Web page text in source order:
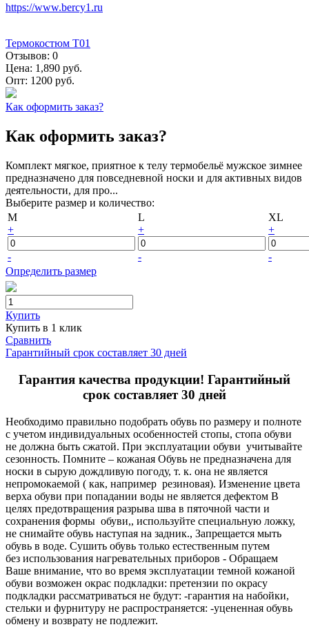
https://www.bercy1.ru
Термокостюм Т01
Отзывов: 0
Цена: 1,890 руб.
Опт: 1200 руб.
Как оформить заказ?
Как оформить заказ?
Комплект мягкое, приятное к телу термобельё мужское зимнее
предназначено для повседневной носки и для активных видов
деятельности, для про...
Выберите размер и количество:
M
+
-
L
+
-
XL
+
-
Определить размер
Купить
Купить в 1 клик
Сравнить
Гарантийный срок составляет 30 дней
Гарантия качества продукции! Гарантийный
срок составляет 30 дней
Необходимо правильно подобрать обувь по размеру и полноте
с учетом индивидуальных особенностей стопы, стопа обуви
не должна быть сжатой. При эксплуатации обуви учитывайте
сезонность. Помните – кожаная Обувь не предназначена для
носки в сырую дождливую погоду, т. к. она не является
непромокаемой ( как, например резиновая). Изменение цвета
верха обуви при попадании воды не является дефектом В
целях предотвращения разрыва шва в пяточной части и
сохранения формы обуви,, используйте специальную ложку,
не снимайте обувь наступая на задник., Запрещается мыть
обувь в воде. Сушить обувь только естественным путем
без использования нагревательных приборов - Обращаем
Ваше внимание, что во время эксплуатации темной кожаной
обуви возможен окрас подкладки: претензии по окрасу
подкладки рассматриваться не будут: -гарантия на набойки,
стельки и фурнитуру не распространяется: -уцененная обувь
обмену и возврату не подлежит.